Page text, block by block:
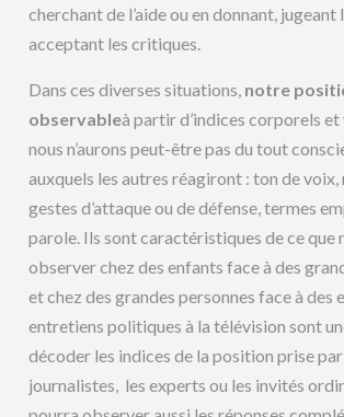
cherchant de l’aide ou en donnant, jugeant
acceptant les critiques.
Dans ces diverses situations, notre
observableà partir d’indices corporels
nous n’aurons peut-être pas du tout
auxquels les autres réagiront : ton de voix,
gestes d’attaque ou de défense, termes
parole. Ils sont caractéristiques de ce que
observer chez des enfants face à des
et chez des grandes personnes face à des
entretiens politiques à la télévision sont
décoder les indices de la position prise par
journalistes, les experts ou les invités